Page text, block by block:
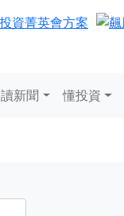
讀新聞 懂投資